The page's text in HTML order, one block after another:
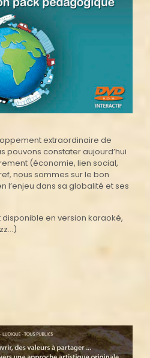
extraordinaire de
pouvons constater aujourd’hui
(économie, lien social,
nous sommes sur le bon
l’enjeu dans sa globalité et ses
en version karaoké,